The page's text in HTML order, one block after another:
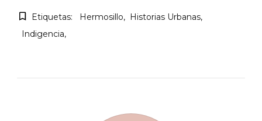
Etiquetas: Hermosillo
Historias Urbanas
Indigencia